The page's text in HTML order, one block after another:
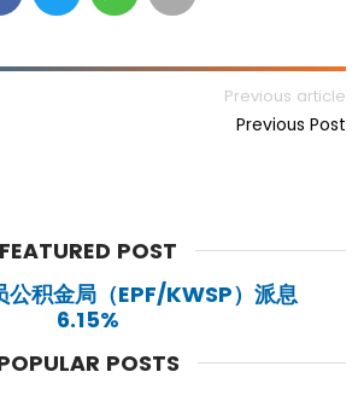
Previous article
Previous Post
FEATURED POST
公积金局（EPF/KWSP）派息
6.15%
POSTS